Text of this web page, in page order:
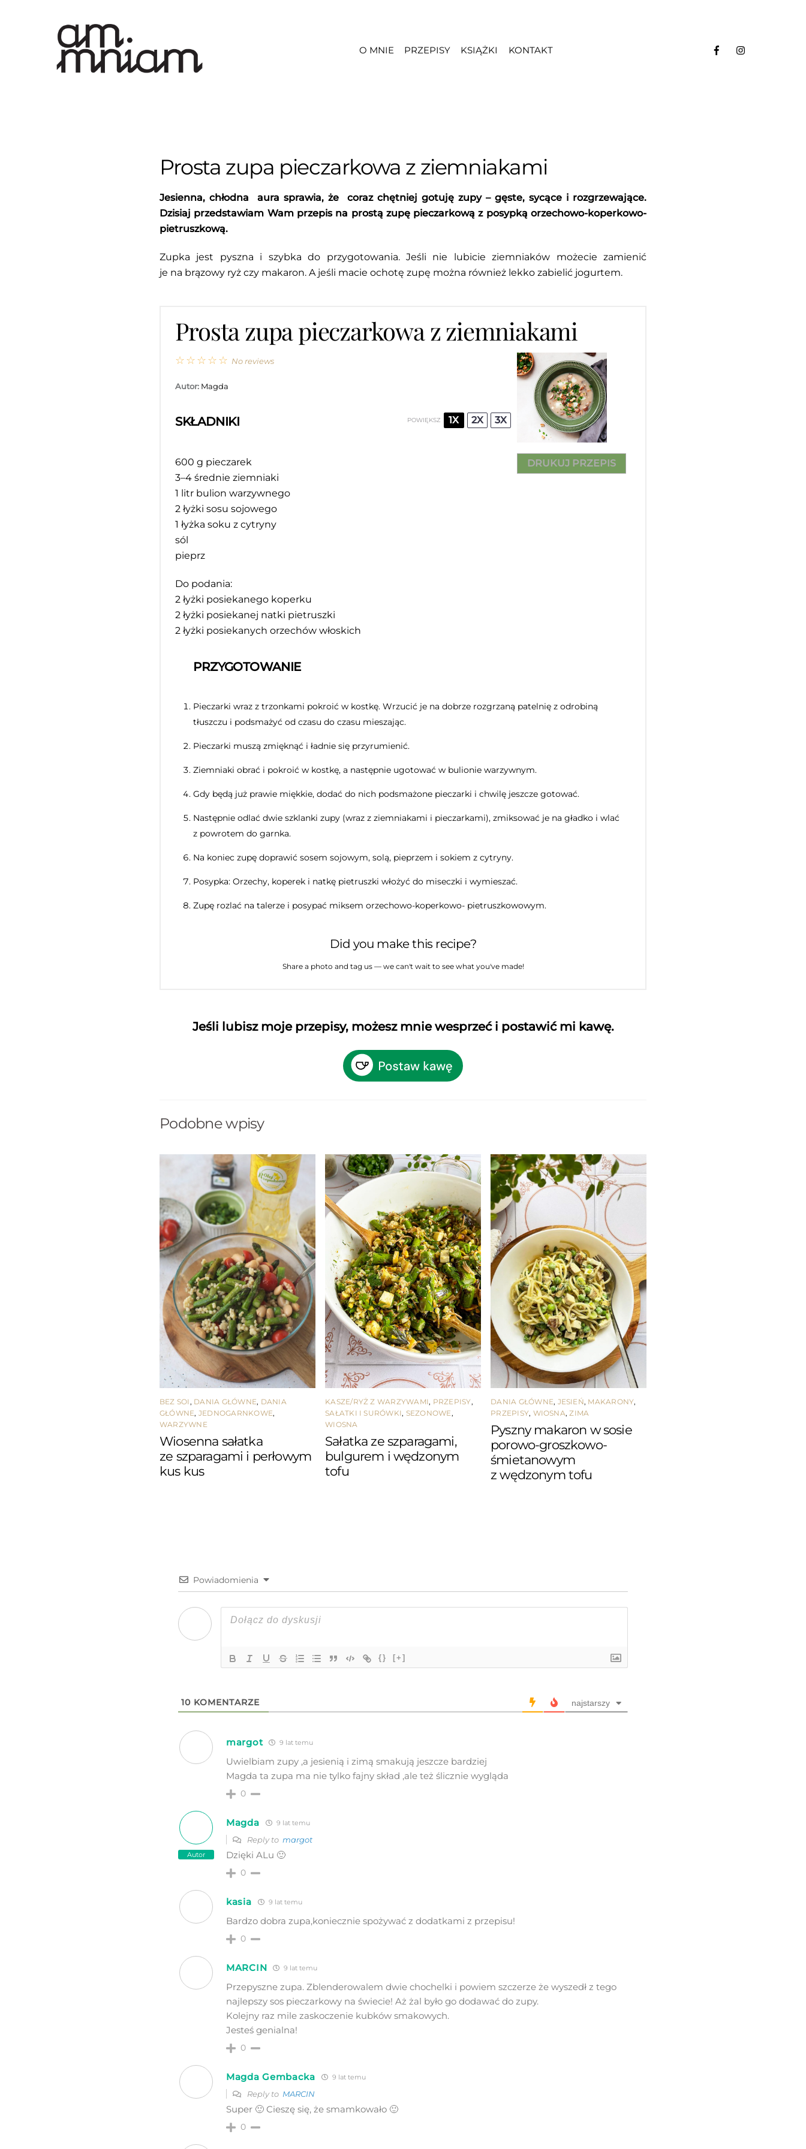
O MNIE
PRZEPISY KSIĄŻKI KONTAKT
Prosta zupa pieczarkowa z ziemniakami
Jesienna, chłodna aura sprawia, że coraz chętniej gotuję zupy – gęste, sycące i rozgrzewające.
Dzisiaj przedstawiam Wam przepis na prostą zupę pieczarkową z posypką orzechowo-koperkowo-
pietruszkową.
Zupka jest pyszna i szybka do przygotowania. Jeśli nie lubicie ziemniaków możecie zamienić
je na brązowy ryż czy makaron. A jeśli macie ochotę zupę można również lekko zabielić jogurtem.
Prosta zupa pieczarkowa z ziemniakami
DRUKUJ PRZEPIS
☆
☆
☆
☆
☆ No reviews
Autor: Magda
SKŁADNIKI POWIĘKSZ 1X 2X 3X
600 g pieczarek
3–4 średnie ziemniaki
1 litr bulion warzywnego
2 łyżki sosu sojowego
1 łyżka soku z cytryny
sól
pieprz
Do podania:
2 łyżki posiekanego koperku
2 łyżki posiekanej natki pietruszki
2 łyżki posiekanych orzechów włoskich
PRZYGOTOWANIE
Pieczarki wraz z trzonkami pokroić w kostkę. Wrzucić je na dobrze rozgrzaną patelnię z odrobiną
tłuszczu i podsmażyć od czasu do czasu mieszając.
Pieczarki muszą zmięknąć i ładnie się przyrumienić.
Ziemniaki obrać i pokroić w kostkę, a następnie ugotować w bulionie warzywnym.
Gdy będą już prawie miękkie, dodać do nich podsmażone pieczarki i chwilę jeszcze gotować.
Następnie odlać dwie szklanki zupy (wraz z ziemniakami i pieczarkami), zmiksować je na gładko i wlać
z powrotem do garnka.
Na koniec zupę doprawić sosem sojowym, solą, pieprzem i sokiem z cytryny.
Posypka: Orzechy, koperek i natkę pietruszki włożyć do miseczki i wymieszać.
Zupę rozlać na talerze i posypać miksem orzechowo-koperkowo- pietruszkowowym.
Did you make this recipe?
Share a photo and tag us — we can't wait to see what you've made!
Jeśli lubisz moje przepisy, możesz mnie wesprzeć i postawić mi kawę.
Podobne wpisy
BEZ SOI , DANIA GŁÓWNE, DANIA
GŁÓWNE, JEDNOGARNKOWE,
WARZYWNE
Wiosenna sałatka
ze szparagami i perłowym
kus kus
KASZE/RYŻ Z WARZYWAMI, PRZEPISY,
SAŁATKI I SURÓWKI, SEZONOWE ,
WIOSNA
Sałatka ze szparagami,
bulgurem i wędzonym
tofu
DANIA GŁÓWNE, JESIEŃ, MAKARONY,
PRZEPISY, WIOSNA, ZIMA
Pyszny makaron w sosie
porowo-groszkowo-
śmietanowym
z wędzonym tofu
Powiadomienia
{} [+]
10 KOMENTARZE najstarszy
margot 9 lat temu
Uwielbiam zupy ,a jesienią i zimą smakują jeszcze bardziej
Magda ta zupa ma nie tylko fajny skład ,ale też ślicznie wygląda
0
Autor
Magda 9 lat temu
Reply to margot
Dzięki ALu 🙂
0
kasia 9 lat temu
Bardzo dobra zupa,koniecznie spożywać z dodatkami z przepisu!
0
MARCIN 9 lat temu
Przepyszne zupa. Zblenderowalem dwie chochelki i powiem szczerze że wyszedł z tego
najlepszy sos pieczarkowy na świecie! Aż żal było go dodawać do zupy.
Kolejny raz mile zaskoczenie kubków smakowych.
Jesteś genialna!
0
Magda Gembacka 9 lat temu
Reply to MARCIN
Super 🙂 Cieszę się, że smamkowało 🙂
0